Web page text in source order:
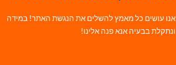
אנו עושים כל מאמץ להשלים את הנגשת האתר! במידה
ונתקלת בבעיה אנא פנה אלינו!